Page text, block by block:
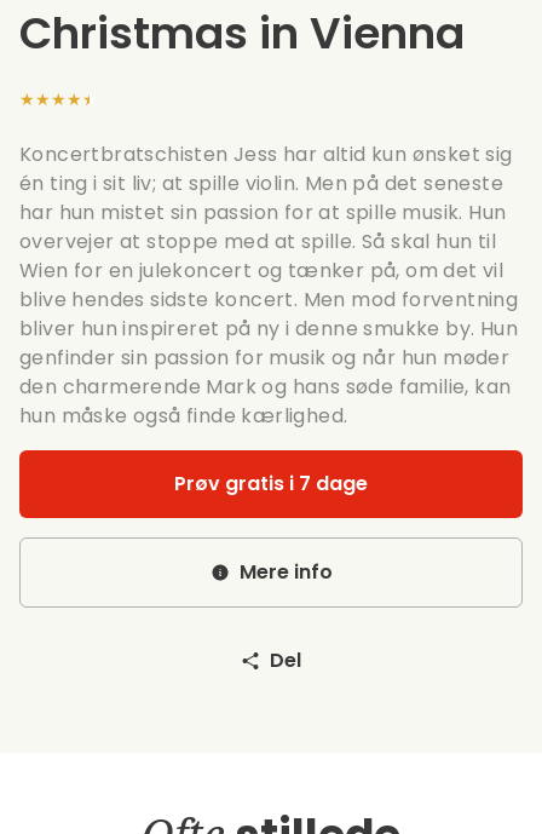
Christmas in Vienna
★★★★★
Koncertbratschisten Jess har altid kun ønsket sig
én ting i sit liv; at spille violin. Men på det seneste
har hun mistet sin passion for at spille musik. Hun
overvejer at stoppe med at spille. Så skal hun til
Wien for en julekoncert og tænker på, om det vil
blive hendes sidste koncert. Men mod forventning
bliver hun inspireret på ny i denne smukke by. Hun
genfinder sin passion for musik og når hun møder
den charmerende Mark og hans søde familie, kan
hun måske også finde kærlighed.
Prøv gratis i 7 dage
Mere info
Del